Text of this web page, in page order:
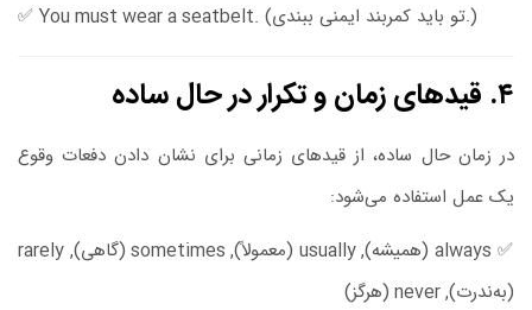
✅ You must wear a seatbelt. (تو باید کمربند ایمنی ببندی.)
۴. قیدهای زمان و تکرار در حال ساده
در زمان حال ساده، از قیدهای زمانی برای نشان دادن دفعات وقوع
یک عمل استفاده می‌شود:
✅
always (همیشه), usually (معمولاً), sometimes (گاهی), rarely
(به‌ندرت), never (هرگز)